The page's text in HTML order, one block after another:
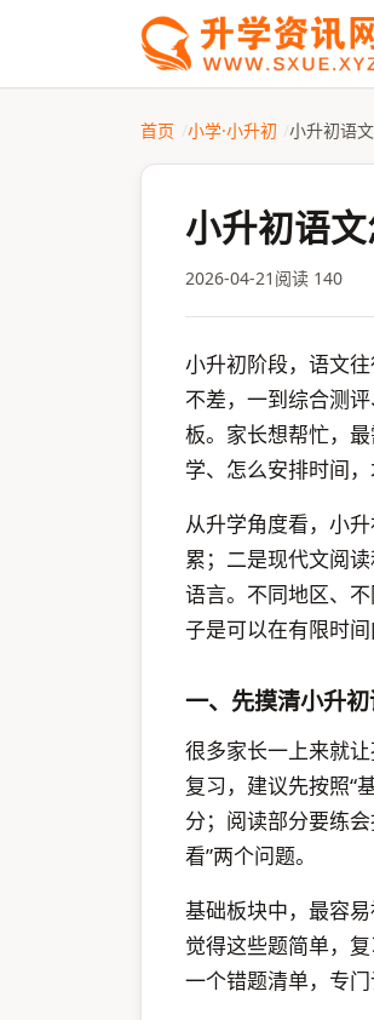
首页 小学·小升初 小升初语
小升初语
2026-04-21 阅读 140
小升初阶段，语文
不差，一到综合测
板。家长想帮忙，
学、怎么安排时间
从升学角度看，小
累；二是现代文阅
语言。不同地区、
子是可以在有限时间
一、先摸清小升
很多家长一上来就
复习，建议先按照“
分；阅读部分要练
看”两个问题。
基础板块中，最容
觉得这些题简单，
一个错题清单，专